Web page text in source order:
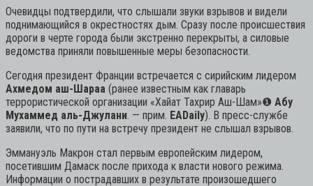
Очевидцы подтвердили, что слышали звуки взрывов и видели
поднимающийся в окрестностях дым. Сразу после происшествия
дороги в черте города были экстренно перекрыты, а силовые
ведомства приняли повышенные меры безопасности.
Сегодня президент Франции встречается с сирийским лидером
Ахмедом аш-Шараа (ранее известным как главарь
террористической организации «Хайат Тахрир Аш-Шам»❶ Абу
Мухаммед аль-Джулани. — прим. EADaily). В пресс-службе
заявили, что по пути на встречу президент не слышал взрывов.
Эммануэль Макрон стал первым европейским лидером,
посетившим Дамаск после прихода к власти нового режима.
Информации о пострадавших в результате произошедшего